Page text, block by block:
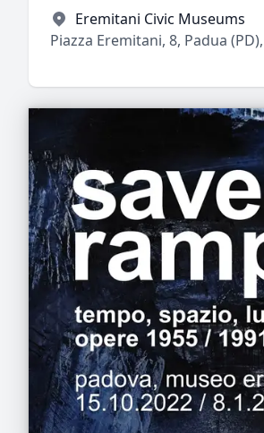
Eremitani Civic Museums
Piazza Eremitani, 8, Padua